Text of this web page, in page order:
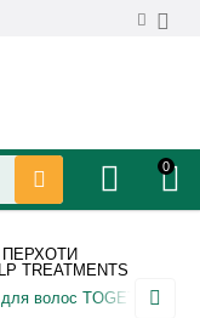
0
ПЕРХОТИ
TREATMENTS
волос TOGETHAIR